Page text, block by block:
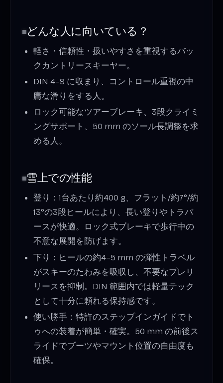
どんな人に向いている？
軽さ・信頼性・扱いやすさを重視するバッ
クカントリースキーヤー。
DIN 4–9 に収まり、コントロール重視の中
庸な滑りをする人。
ロック可能なツアーブレーキ、3段クライミ
ングサポート、50 mm のソール長調整を求
める人。
雪上での性能
登り：1台あたり約400 g、フラット/約7°/約
13°の3段ヒールにより、長い登りやトラバ
ースが快適。ロック式ブレーキで歩行中の
不意な展開を防げます。
下り：ヒールの約4–5 mm の弾性トラベル
がスキーのたわみを吸収し、不要なプレリ
リースを抑制。DIN 範囲内では軽量テック
として十分に頼れる保持感です。
使い勝手：特許のステップインガイドでト
ゥへの装着が簡単・確実。50 mm の前後ス
ライドでブーツやマウント位置の自由度も
確保。